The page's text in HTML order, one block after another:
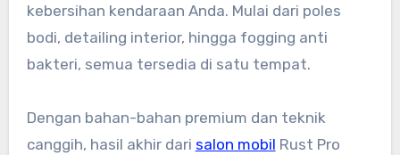
kebersihan kendaraan Anda. Mulai dari poles
bodi, detailing interior, hingga fogging anti
bakteri, semua tersedia di satu tempat.
Dengan bahan-bahan premium dan teknik
canggih, hasil akhir dari salon mobil Rust Pro